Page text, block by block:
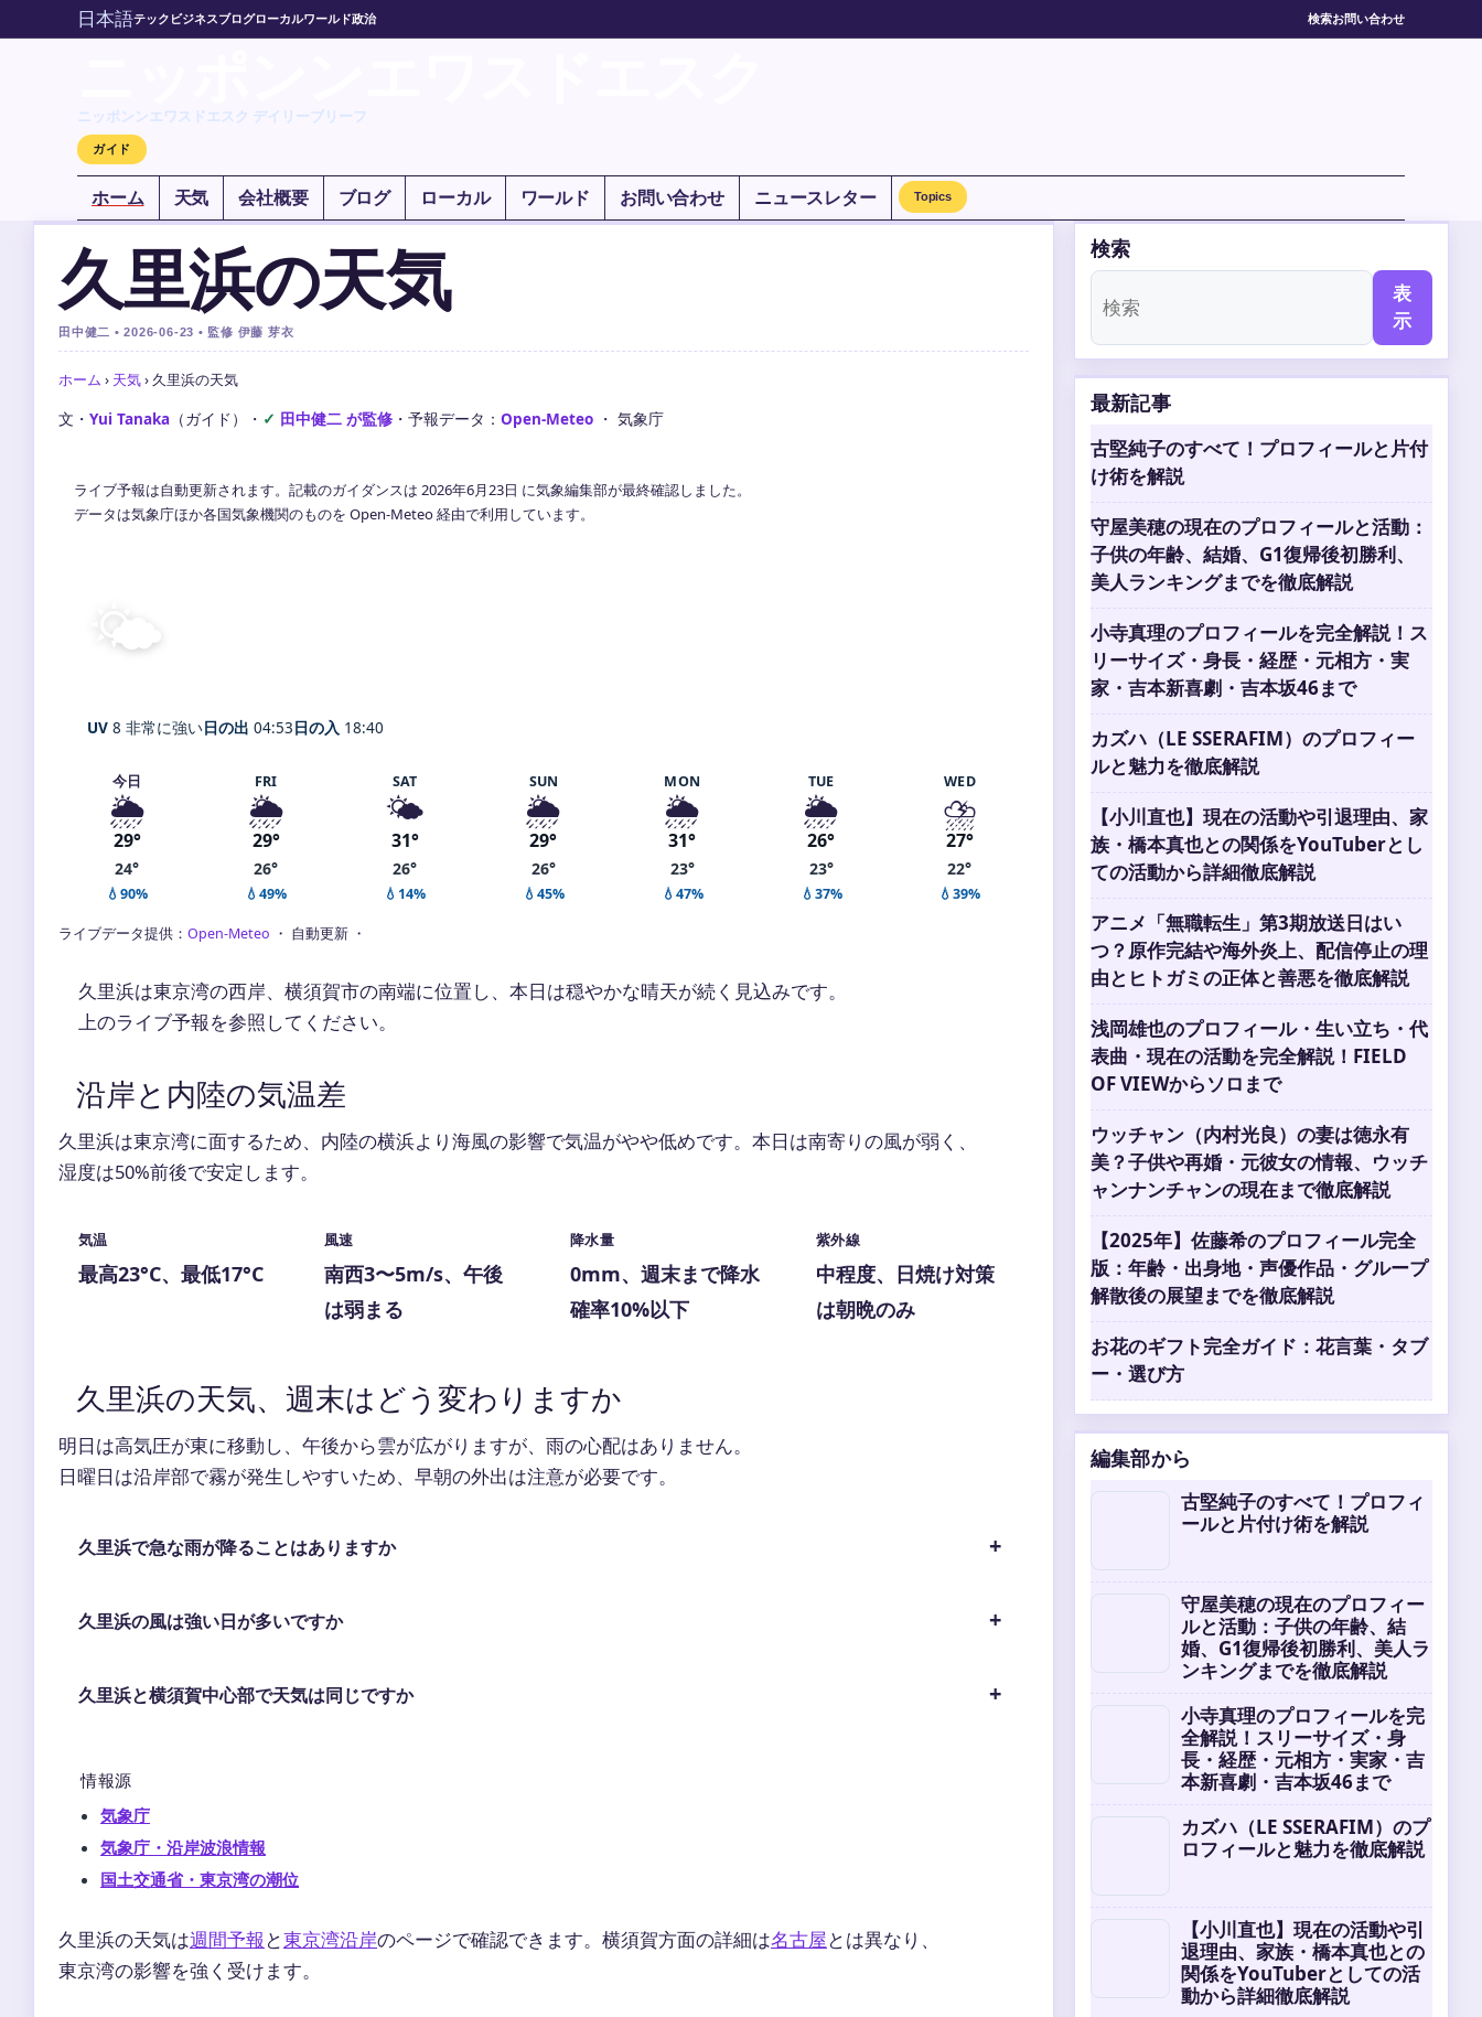
日本語テック ビジネスブログローカルワールド政治 検索お問い合わせ
ニッポンンエワスドエスク デイリーブリーフ
ガイド
ホーム 天気 会社概要 ブログ ローカル ワールド お問い合わせ ニュースレター Topics
久里浜の天気
田中健二 • 2026-06-23 • 監修 伊藤 芽衣
ホーム › 天気› 久里浜の天気
文・ Yui Tanaka （ガイド） ・ 田中健二 が監修 ・ 予報データ： Open-Meteo ・ 気象庁
ライブ予報は自動更新されます。記載のガイダンスは 2026年6月23日 に気象編集部が最終確認しました。
データは気象庁ほか各国気象機関のものを Open-Meteo 経由で利用しています。
🌤️
UV 8 非常に強い日の出 04:53日の入 18:40
今日
🌦️
29°
24°
💧90%
FRI
🌦️
29°
26°
💧49%
SAT
🌤️
31°
26°
💧14%
SUN
🌦️
29°
26°
💧45%
MON
🌦️
31°
23°
💧47%
TUE
🌦️
26°
23°
💧37%
WED
⛈️
27°
22°
💧39%
ライブデータ提供： Open-Meteo ・ 自動更新 ・
久里浜は東京湾の西岸、横須賀市の南端に位置し、本日は穏やかな晴天が続く見込みです。
上のライブ予報を参照してください。
沿岸と内陸の気温差
久里浜は東京湾に面するため、内陸の横浜より海風の影響で気温がやや低めです。本日は南寄りの風が弱く、
湿度は50%前後で安定します。
気温
最高23°C、最低17°C
風速
南西3〜5m/s、午後
は弱まる
降水量
0mm、週末まで降水
確率10%以下
紫外線
中程度、日焼け対策
は朝晩のみ
久里浜の天気、週末はどう変わりますか
明日は高気圧が東に移動し、午後から雲が広がりますが、雨の心配はありません。
日曜日は沿岸部で霧が発生しやすいため、早朝の外出は注意が必要です。
久里浜で急な雨が降ることはありますか
久里浜の風は強い日が多いですか
久里浜と横須賀中心部で天気は同じですか
情報源
気象庁
気象庁・沿岸波浪情報
国土交通省・東京湾の潮位
久里浜の天気は週間予報 と東京湾沿岸のページで確認できます。横須賀方面の詳細は名古屋とは異なり、
東京湾の影響を強く受けます。
検索
表
示
最新記事
古堅純子のすべて！プロフィールと片付
け術を解説
守屋美穂の現在のプロフィールと活動：
子供の年齢、結婚、G1復帰後初勝利、
美人ランキングまでを徹底解説
小寺真理のプロフィールを完全解説！ス
リーサイズ・身長・経歴・元相方・実
家・吉本新喜劇・吉本坂46まで
カズハ（LE SSERAFIM）のプロフィー
ルと魅力を徹底解説
【小川直也】現在の活動や引退理由、家
族・橋本真也との関係をYouTuberとし
ての活動から詳細徹底解説
アニメ「無職転生」第3期放送日はい
つ？原作完結や海外炎上、配信停止の理
由とヒトガミの正体と善悪を徹底解説
浅岡雄也のプロフィール・生い立ち・代
表曲・現在の活動を完全解説！FIELD
OF VIEWからソロまで
ウッチャン（内村光良）の妻は徳永有
美？子供や再婚・元彼女の情報、ウッチ
ャンナンチャンの現在まで徹底解説
【2025年】佐藤希のプロフィール完全
版：年齢・出身地・声優作品・グループ
解散後の展望までを徹底解説
お花のギフト完全ガイド：花言葉・タブ
ー・選び方
編集部から
古堅純子のすべて！プロフィ
ールと片付け術を解説
守屋美穂の現在のプロフィー
ルと活動：子供の年齢、結
婚、G1復帰後初勝利、美人ラ
ンキングまでを徹底解説
小寺真理のプロフィールを完
全解説！スリーサイズ・身
長・経歴・元相方・実家・吉
本新喜劇・吉本坂46まで
カズハ（LE SSERAFIM）のプ
ロフィールと魅力を徹底解説
【小川直也】現在の活動や引
退理由、家族・橋本真也との
関係をYouTuberとしての活
動から詳細徹底解説